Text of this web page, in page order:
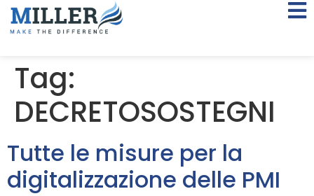
Tag:
DECRETOSOSTEGNI
Tutte le misure per la
digitalizzazione delle PMI